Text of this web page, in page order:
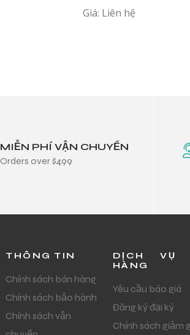
Giá: Liên hệ
MIỄN PHÍ VẬN CHUYỂN
Orders over $499
THÔNG TIN
Chính sách bán hàng
Chính sách bảo hành
Chính sách vận
DỊCH VỤ
HÀNG
Yêu cầu báo giá
Đăng ký đại ký
Chính sách giảm